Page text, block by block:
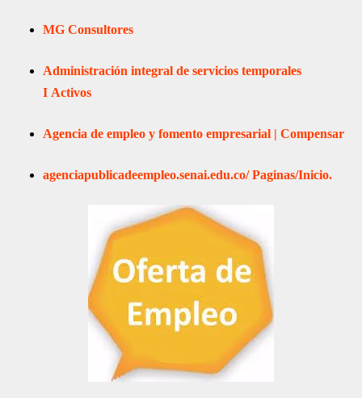
MG Consultores
Administración integral de servicios temporales
I Activos
Agencia de empleo y fomento empresarial | Compensar
agenciapublicadeempleo.senai.edu.co/Paginas/Inicio.